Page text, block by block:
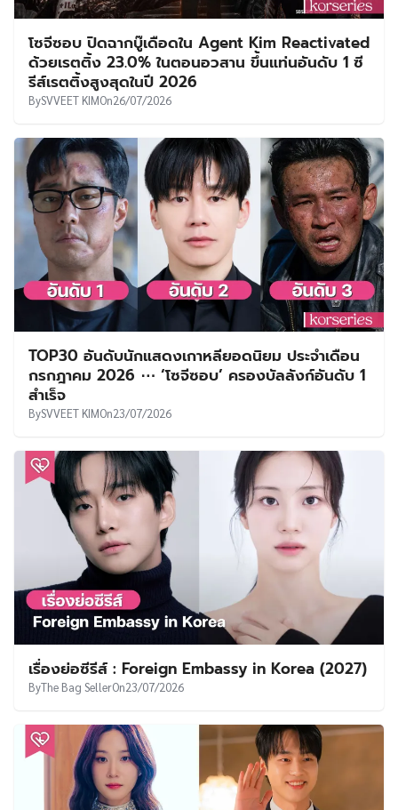
โซจีซอบ ปิดฉากบู๊เดือดใน Agent Kim Reactivated
ด้วยเรตติ้ง 23.0% ในตอนอวสาน ขึ้นแท่นอันดับ 1 ซี
รีส์เรตติ้งสูงสุดในปี 2026
BySVVEET KIMOn26/07/2026
TOP30 อันดับนักแสดงเกาหลียอดนิยม ประจำเดือน
กรกฎาคม 2026 ⋯ ‘โซจีซอบ’ ครองบัลลังก์อันดับ 1
สำเร็จ
BySVVEET KIMOn23/07/2026
เรื่องย่อซีรีส์ : Foreign Embassy in Korea (2027)
ByThe Bag SellerOn23/07/2026